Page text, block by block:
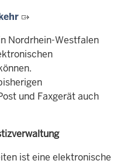
Nordrhein-Westfalen
und Faxgerät auch
ist eine elektronische